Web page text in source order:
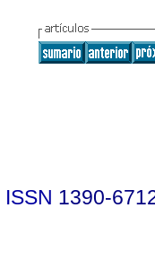
ISSN 1390-